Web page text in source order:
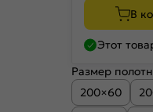
В
Этот
Размер
200×60